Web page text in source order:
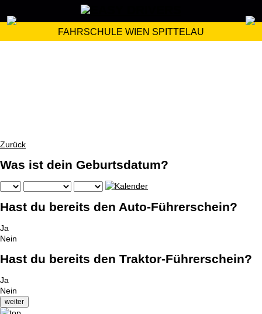
FAHRSCHULE WIEN SPITTELAU
Zurück
Was ist dein Geburtsdatum?
Hast du bereits den Auto-Führerschein?
Ja
Nein
Hast du bereits den Traktor-Führerschein?
Ja
Nein